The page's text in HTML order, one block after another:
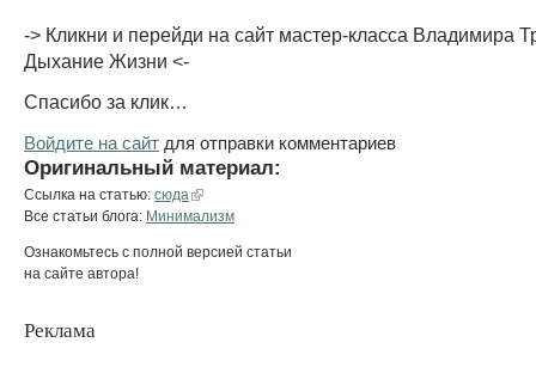
-> Кликни и перейди на сайт мастер-класса Владимира
Дыхание Жизни <-
Спасибо за клик…
Войдите на сайт для отправки комментариев
Оригинальный материал:
Ссылка на статью: сюда
Все статьи блога: Минимализм
Ознакомьтесь с полной версией статьи
на сайте автора!
Реклама